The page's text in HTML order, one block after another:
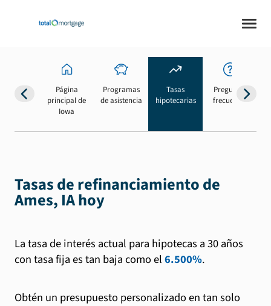
Página
principal de
Iowa
Programas
de asistencia
Tasas
hipotecarias
Preguntas
frecuentes
Tasas de refinanciamiento de
Ames, IA hoy
La tasa de interés actual para hipotecas a 30 años
con tasa fija es tan baja como el6.500%.
Obtén un presupuesto personalizado en tan solo